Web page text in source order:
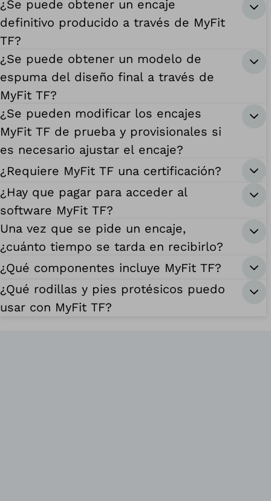
¿Se puede obtener un encaje
definitivo producido a través de MyFit
TF?
¿Se puede obtener un modelo de
espuma del diseño final a través de
MyFit TF?
¿Se pueden modificar los encajes
MyFit TF de prueba y provisionales si
es necesario ajustar el encaje?
¿Requiere MyFit TF una certificación?
¿Hay que pagar para acceder al
software MyFit TF?
Una vez que se pide un encaje,
¿cuánto tiempo se tarda en recibirlo?
¿Qué componentes incluye MyFit TF?
¿Qué rodillas y pies protésicos puedo
usar con MyFit TF?